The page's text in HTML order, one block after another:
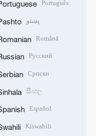
Português
پښتو
Română
Русский
Српски
සිංහල
Español
Kiswahili